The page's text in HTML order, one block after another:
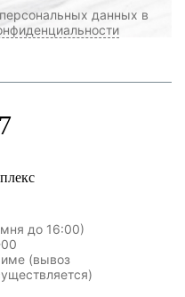
данных в
до 16:00)
(вывоз